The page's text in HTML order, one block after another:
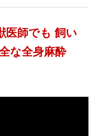
医師でも 飼い
な全身麻酔